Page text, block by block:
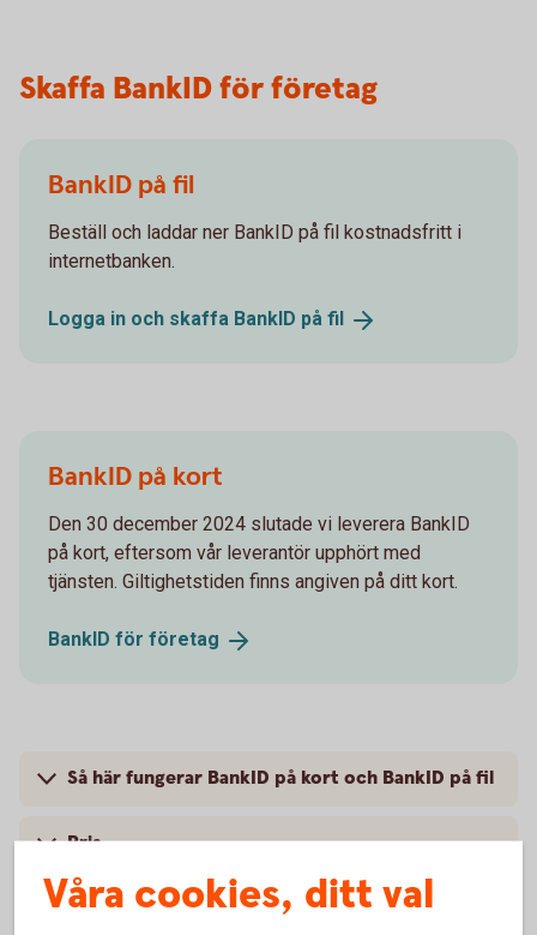
Skaffa BankID för företag
BankID på fil
Beställ och laddar ner BankID på fil kostnadsfritt i
internetbanken.
Logga in och skaffa BankID på fil
BankID på kort
Den 30 december 2024 slutade vi leverera BankID
på kort, eftersom vår leverantör upphört med
tjänsten. Giltighetstiden finns angiven på ditt kort.
BankID för företag
Så här fungerar BankID på kort och BankID på fil
Pris
Spärra BankID
Våra cookies, ditt val